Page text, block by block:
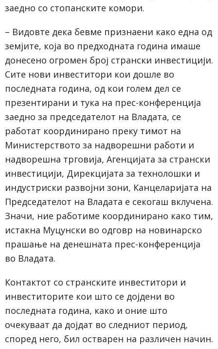
заедно со стопанските комори.
– Видовте дека бевме признаени како една од
земјите, која во предходната година имаше
донесено огромен број странски инвестицији.
Сите нови инвеститори кои дошле во
последната година, од кои голем дел се
презентирани и тука на прес-конференција
заедно за председателот на Владата, се
работат координирано преку тимот на
Министерството за надворешни работи и
надворешна трговија, Агенцијата за странски
инвестицији, Дирекцијата за технолошки и
индустриски развојни зони, Канцеларијата на
Председателот на Владата е секогаш вклучена.
Значи, ние работиме координирано како тим,
истакна Муцунски во одговр на новинарско
прашање на денешната прес-конференција
во Владата.
Контактот со странските инвеститори и
инвеститорите кои што се дојдени во
последната година, како и оние што
очекуваат да дојдат во следниот период,
според него, бил остварен на различен начин.